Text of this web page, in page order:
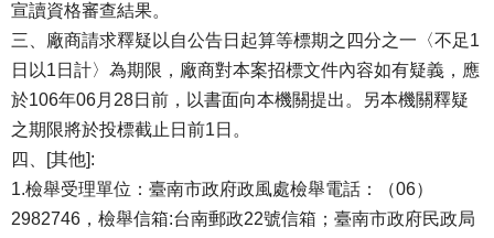
宣讀資格審查結果。
三、廠商請求釋疑以自公告日起算等標期之四分之一〈不足1
日以1日計〉為期限，廠商對本案招標文件內容如有疑義，應
於106年06月28日前，以書面向本機關提出。另本機關釋疑
之期限將於投標截止日前1日。
四、[其他]:
1.檢舉受理單位：臺南市政府政風處檢舉電話：（06）
2982746，檢舉信箱:台南郵政22號信箱；臺南市政府民政局